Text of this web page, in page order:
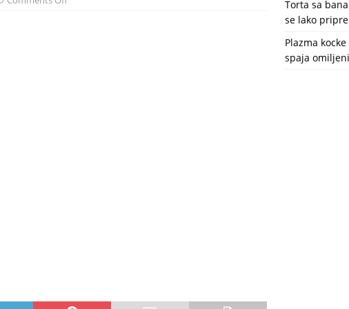
Torta sa
se lako
Plazma
spaja